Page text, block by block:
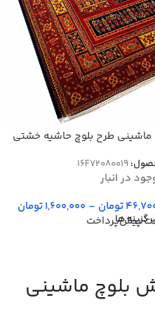
طرح بلوچ حاشیه خشتی
16F72080019
در انبار
تومان –
1,600,000تومان
گزینه ها
پیش‌پرداخت
بلوچ ماشینی